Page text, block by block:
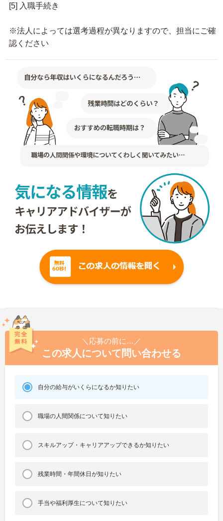
[5] 入職手続き
※法人によっては選考過程が異なりますので、担当にご確
認ください
＼応募の前に…／
この求人について問い合わせる
自分の給与がいくらになるか知りたい
職場の人間関係について知りたい
スキルアップ・キャリアアップできるか知りたい
残業時間・年間休日が知りたい
手当や福利厚生について知りたい